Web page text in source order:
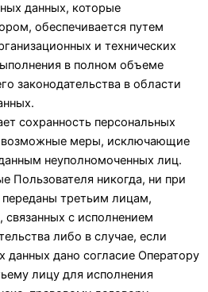
данных, которые
обеспечивается путем
и технических
в полном объеме
законодательства в области
сохранность персональных
возможные меры, исключающие
неуполномоченных лиц.
Пользователя никогда, ни при
переданы третьим лицам,
с исполнением
либо в случае, если
данных дано согласие Оператору
лицу для исполнения